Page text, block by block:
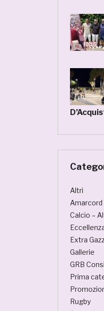
Altri
Amarcord
Calcio –
Extra
Gallerie
GRB
Prima
Rugby